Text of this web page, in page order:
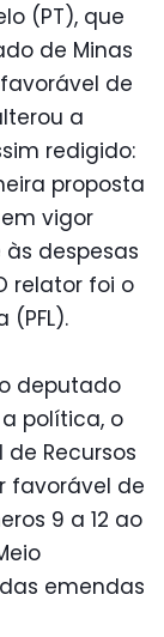
(PT), que
de Minas
de
a
redigido:
proposta
vigor
despesas
relator foi o
deputado
a política, o
Recursos
favorável de
9 a 12 ao
emendas